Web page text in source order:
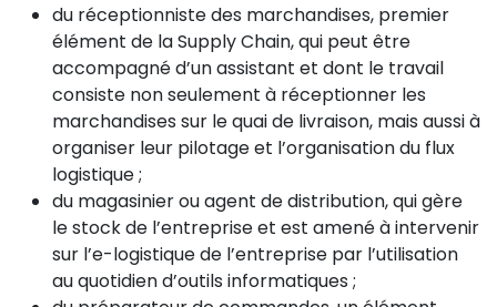
du réceptionniste des marchandises, premier
élément de la Supply Chain, qui peut être
accompagné d’un assistant et dont le travail
consiste non seulement à réceptionner les
marchandises sur le quai de livraison, mais aussi à
organiser leur pilotage et l’organisation du flux
logistique ;
du magasinier ou agent de distribution, qui gère
le stock de l’entreprise et est amené à intervenir
sur l’e-logistique de l’entreprise par l’utilisation
au quotidien d’outils informatiques ;